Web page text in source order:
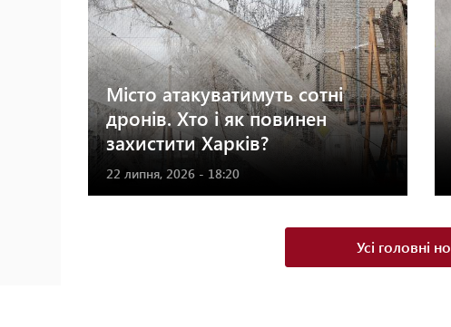
Місто атакуватимуть сотні
дронів. Хто і як повинен
захистити Харків?
22 липня, 2026 - 18:20
Усі головні